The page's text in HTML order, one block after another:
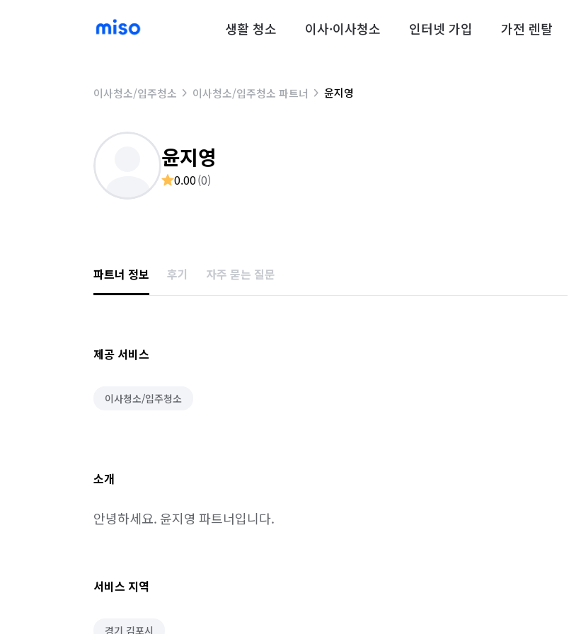
생활 청소 이사·이사청소 인터넷 가입 가전 렌탈
이사청소/입주청소 이사청소/입주청소 파트너 윤지영
윤지영
0.00(0)
파트너 정보 후기 자주 묻는 질문
제공 서비스
이사청소/입주청소
소개
안녕하세요. 윤지영 파트너입니다.
서비스 지역
경기 김포시